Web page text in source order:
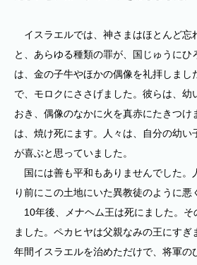
イスラエルでは、神さまはほとんど忘
と、あらゆる種類の罪が、国じゅうにひ
は、金の子牛やほかの偶像を礼拝しまし
で、モロクにささげました。彼らは、幼
おき、偶像のなかに火を真赤にたきつけ
は、焼け死にます。人々は、自分の幼い
が喜ぶと思っていました。
国には善も平和もありませんでした。
り前にこの土地にいた異教徒のように悪
10年後、メナヘム王は死にました。そ
ました。ペカヒヤは父親なみの王にすぎ
年間イスラエルを治めただけで、将軍の